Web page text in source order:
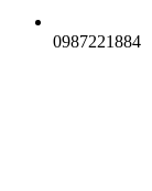
0987221884